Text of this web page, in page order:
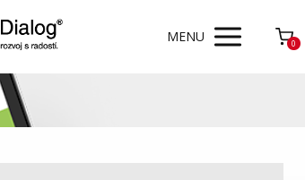
MENU 0